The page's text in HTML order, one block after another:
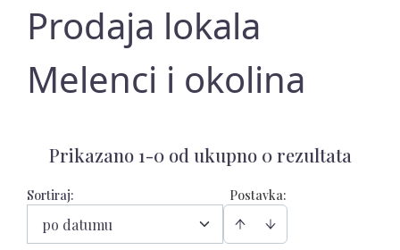
Prodaja lokala
Melenci i okolina
Prikazano 1-0 od ukupno 0 rezultata
Postavka:
Sortiraj:
po datumu